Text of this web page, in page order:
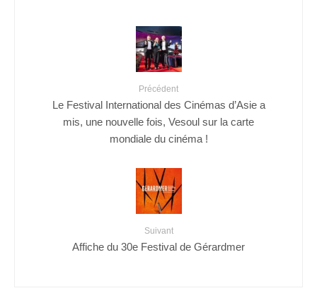
Précédent
Le Festival International des Cinémas d’Asie a
mis, une nouvelle fois, Vesoul sur la carte
mondiale du cinéma !
Suivant
Affiche du 30e Festival de Gérardmer